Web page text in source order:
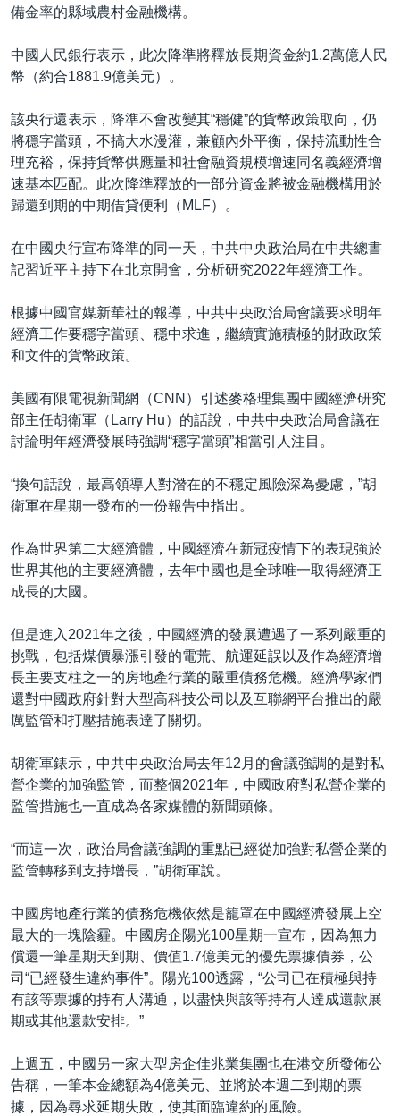
建國史話
廣播節目表
其他語言網站
備金率的縣域農村金融機構。
中國人民銀行表示，此次降準將釋放長期資金約1.2萬億人民
幣（約合1881.9億美元）。
該央行還表示，降準不會改變其“穩健”的貨幣政策取向，仍
將穩字當頭，不搞大水漫灌，兼顧內外平衡，保持流動性合
理充裕，保持貨幣供應量和社會融資規模增速同名義經濟增
速基本匹配。此次降準釋放的一部分資金將被金融機構用於
歸還到期的中期借貸便利（MLF）。
在中國央行宣布降準的同一天，中共中央政治局在中共總書
記習近平主持下在北京開會，分析研究2022年經濟工作。
根據中國官媒新華社的報導，中共中央政治局會議要求明年
經濟工作要穩字當頭、穩中求進，繼續實施積極的財政政策
和文件的貨幣政策。
美國有限電視新聞網（CNN）引述麥格理集團中國經濟研究
部主任胡衛軍（Larry Hu）的話說，中共中央政治局會議在
討論明年經濟發展時強調“穩字當頭”相當引人注目。
“換句話說，最高領導人對潛在的不穩定風險深為憂慮，”胡
衛軍在星期一發布的一份報告中指出。
作為世界第二大經濟體，中國經濟在新冠疫情下的表現強於
世界其他的主要經濟體，去年中國也是全球唯一取得經濟正
成長的大國。
但是進入2021年之後，中國經濟的發展遭遇了一系列嚴重的
挑戰，包括煤價暴漲引發的電荒、航運延誤以及作為經濟增
長主要支柱之一的房地產行業的嚴重債務危機。經濟學家們
還對中國政府針對大型高科技公司以及互聯網平台推出的嚴
厲監管和打壓措施表達了關切。
胡衛軍錶示，中共中央政治局去年12月的會議強調的是對私
營企業的加強監管，而整個2021年，中國政府對私營企業的
監管措施也一直成為各家媒體的新聞頭條。
“而這一次，政治局會議強調的重點已經從加強對私營企業的
監管轉移到支持增長，”胡衛軍說。
中國房地產行業的債務危機依然是籠罩在中國經濟發展上空
最大的一塊陰霾。中國房企陽光100星期一宣布，因為無力
償還一筆星期天到期、價值1.7億美元的優先票據債券，公
司“已經發生違約事件”。陽光100透露，“公司已在積極與持
有該等票據的持有人溝通，以盡快與該等持有人達成還款展
期或其他還款安排。”
上週五，中國另一家大型房企佳兆業集團也在港交所發佈公
告稱，一筆本金總額為4億美元、並將於本週二到期的票
據，因為尋求延期失敗，使其面臨違約的風險。